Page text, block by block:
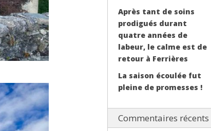
Après tant de soins
prodigués durant
quatre années de
labeur, le calme est de
retour à Ferrières
La saison écoulée fut
pleine de promesses !
Commentaires récents